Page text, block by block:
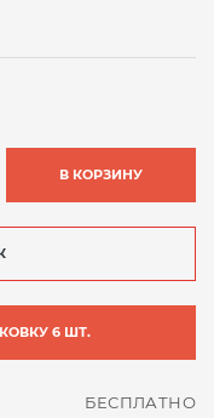
В КОРЗИНУ
6 ШТ.
БЕСПЛАТНО